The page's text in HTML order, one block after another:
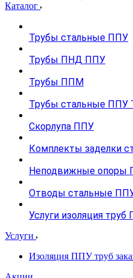
Каталог
Трубы стальные ППУ
Трубы ПНД ППУ
Трубы ППМ
Трубы стальные
Скорлупа ППУ
Комплекты заделки
Неподвижные опоры
Отводы стальные
Услуги изоляция труб
Услуги
Изоляция ППУ труб